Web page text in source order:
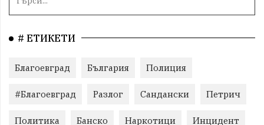
# ЕТИКЕТИ
Благоевград България Полиция
#Благоевград Разлог Сандански Петрич
Политика Банско Наркотици Инцидент